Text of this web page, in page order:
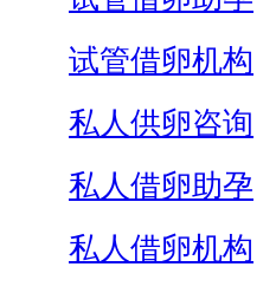
试管借卵机构
私人供卵咨询
私人借卵助孕
私人借卵机构